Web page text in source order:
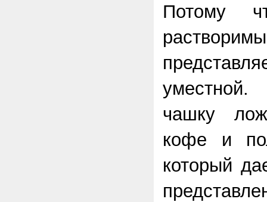
Потому
чашку
кофе и
который